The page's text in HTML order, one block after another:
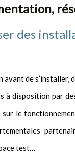
des
avant de
à disposition par
le
test…